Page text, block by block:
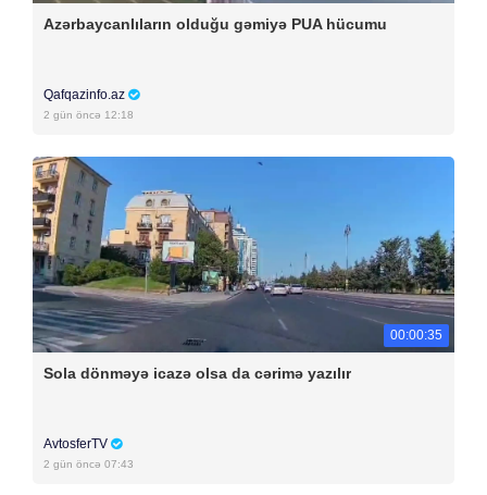
Azərbaycanlıların olduğu gəmiyə PUA hücumu
Qafqazinfo.az
2 gün öncə 12:18
00:00:35
Sola dönməyə icazə olsa da cərimə yazılır
AvtosferTV
2 gün öncə 07:43